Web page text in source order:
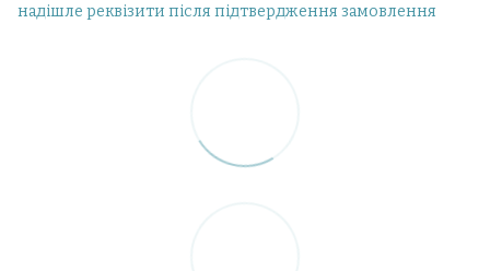
надішле реквізити після підтвердження замовлення